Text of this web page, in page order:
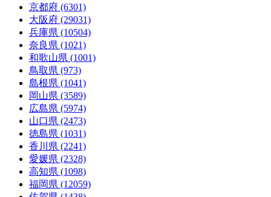
京都府 (6301)
大阪府 (29031)
兵庫県 (10504)
奈良県 (1021)
和歌山県 (1001)
鳥取県 (973)
島根県 (1041)
岡山県 (3589)
広島県 (5974)
山口県 (2473)
徳島県 (1031)
香川県 (2241)
愛媛県 (2328)
高知県 (1098)
福岡県 (12059)